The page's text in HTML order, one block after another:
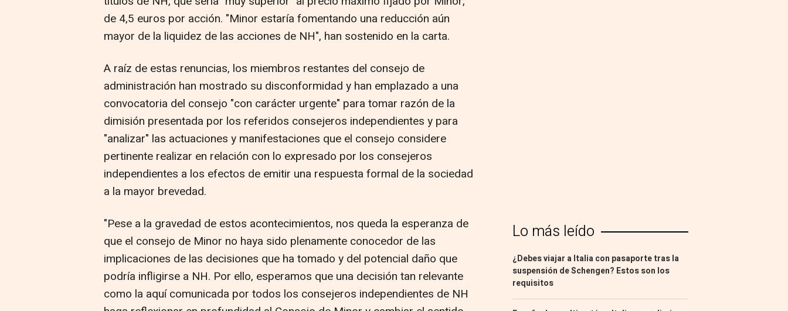
de 4,5 euros por acción. "Minor estaría fomentando una reducción aún
mayor de la liquidez de las acciones de NH", han sostenido en la carta.
A raíz de estas renuncias, los miembros restantes del consejo de
administración han mostrado su disconformidad y han emplazado a una
convocatoria del consejo "con carácter urgente" para tomar razón de la
dimisión presentada por los referidos consejeros independientes y para
"analizar" las actuaciones y manifestaciones que el consejo considere
pertinente realizar en relación con lo expresado por los consejeros
independientes a los efectos de emitir una respuesta formal de la sociedad
a la mayor brevedad.
"Pese a la gravedad de estos acontecimientos, nos queda la esperanza de
que el consejo de Minor no haya sido plenamente conocedor de las
implicaciones de las decisiones que ha tomado y del potencial daño que
podría infligirse a NH. Por ello, esperamos que una decisión tan relevante
como la aquí comunicada por todos los consejeros independientes de NH
Lo más leído
¿Debes viajar a Italia con pasaporte tras la
suspensión de Schengen? Estos son los
requisitos